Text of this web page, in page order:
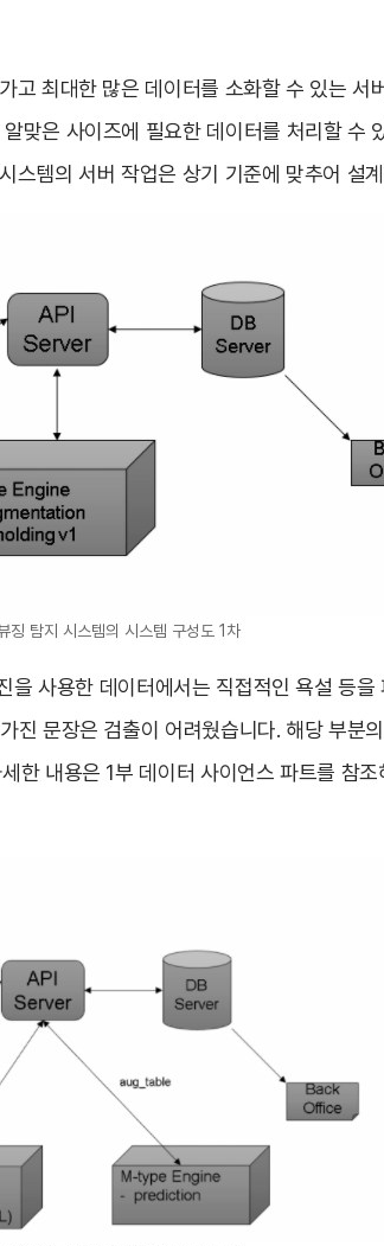
고 최대한 많은 데이터를 소화할 수 있는 서
맞은 사이즈에 필요한 데이터를 처리할 수
스템의 서버 작업은 상기 기준에 맞추어 설
징 탐지 시스템의 시스템 구성도 1차
사용한 데이터에서는 직접적인 욕설 등을
진 문장은 검출이 어려웠습니다. 해당 부분
한 내용은 1부 데이터 사이언스 파트를 참조